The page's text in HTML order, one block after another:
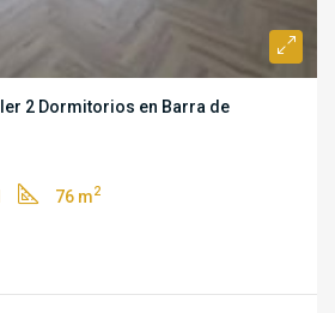
2 Dormitorios en Barra de
76 m2